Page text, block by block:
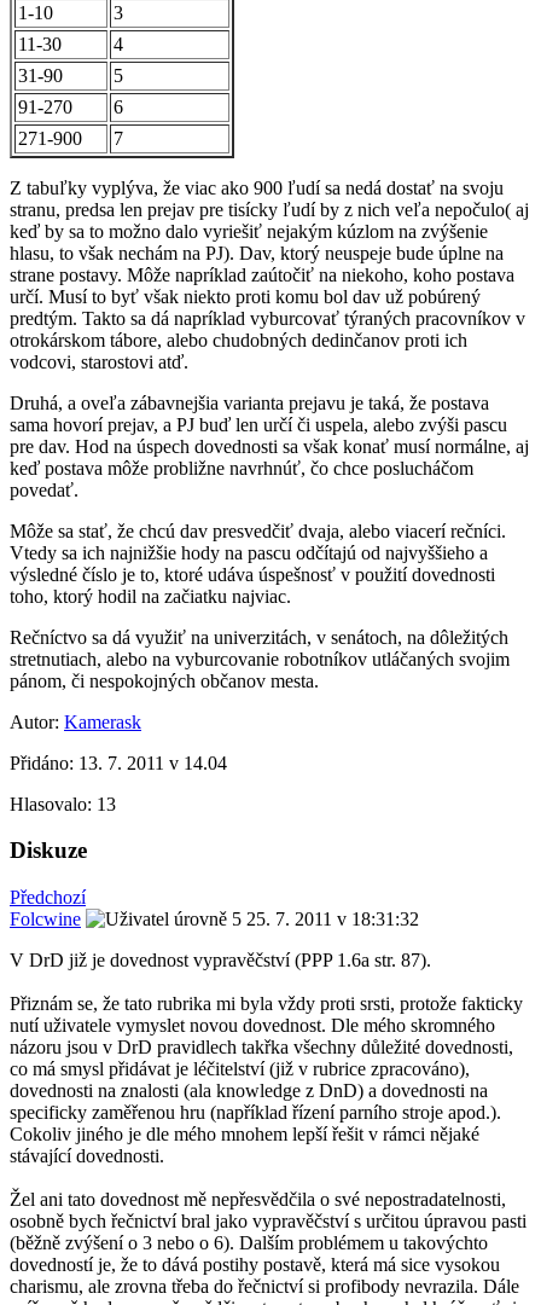
1-10
3
11-30
4
31-90
5
91-270
6
271-900
7
Z tabuľky vyplýva, že viac ako 900 ľudí sa nedá dostať na svoju
stranu, predsa len prejav pre tisícky ľudí by z nich veľa nepočulo( aj
keď by sa to možno dalo vyriešiť nejakým kúzlom na zvýšenie
hlasu, to však nechám na PJ). Dav, ktorý neuspeje bude úplne na
strane postavy. Môže napríklad zaútočiť na niekoho, koho postava
určí. Musí to byť však niekto proti komu bol dav už pobúrený
predtým. Takto sa dá napríklad vyburcovať týraných pracovníkov v
otrokárskom tábore, alebo chudobných dedinčanov proti ich
vodcovi, starostovi atď.
Druhá, a oveľa zábavnejšia varianta prejavu je taká, že postava
sama hovorí prejav, a PJ buď len určí či uspela, alebo zvýši pascu
pre dav. Hod na úspech dovednosti sa však konať musí normálne, aj
keď postava môže probližne navrhnúť, čo chce poslucháčom
povedať.
Môže sa stať, že chcú dav presvedčiť dvaja, alebo viacerí rečníci.
Vtedy sa ich najnižšie hody na pascu odčítajú od najvyššieho a
výsledné číslo je to, ktoré udáva úspešnosť v použití dovednosti
toho, ktorý hodil na začiatku najviac.
Rečníctvo sa dá využiť na univerzitách, v senátoch, na dôležitých
stretnutiach, alebo na vyburcovanie robotníkov utláčaných svojim
pánom, či nespokojných občanov mesta.
Autor: Kamerask
Přidáno: 13. 7. 2011 v 14.04
Hlasovalo: 13
Diskuze
Předchozí
Folcwine
25. 7. 2011 v 18:31:32
V DrD již je dovednost vypravěčství (PPP 1.6a str. 87).
Přiznám se, že tato rubrika mi byla vždy proti srsti, protože fakticky
nutí uživatele vymyslet novou dovednost. Dle mého skromného
názoru jsou v DrD pravidlech takřka všechny důležité dovednosti,
co má smysl přidávat je léčitelství (již v rubrice zpracováno),
dovednosti na znalosti (ala knowledge z DnD) a dovednosti na
specificky zaměřenou hru (například řízení parního stroje apod.).
Cokoliv jiného je dle mého mnohem lepší řešit v rámci nějaké
stávající dovednosti.
Žel ani tato dovednost mě nepřesvědčila o své nepostradatelnosti,
osobně bych řečnictví bral jako vypravěčství s určitou úpravou pasti
(běžně zvýšení o 3 nebo o 6). Dalším problémem u takovýchto
dovedností je, že to dává postihy postavě, která má sice vysokou
charismu, ale zrovna třeba do řečnictví si profibody nevrazila. Dále